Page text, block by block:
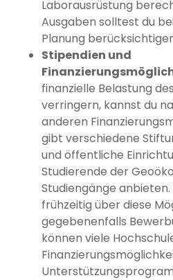
Laborausrüstung
Ausgaben solltest du
Planung
Stipendien und
finanzielle Belastung
verringern, kannst du
anderen
gibt verschiedene
und öffentliche
Studierende der
Studiengänge
frühzeitig über diese
gegebenenfalls
können viele